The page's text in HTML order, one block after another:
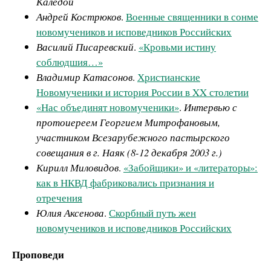
Андрей Кострюков. Военные священники в сонме
новомучеников и исповедников Российских
Василий Писаревский. «Кровьми истину
соблюдшия…»
Владимир Катасонов. Христианские
Новомученики и история России в XX столетии
«Нас объединят новомученики». Интервью с
протоиереем Георгием Митрофановым,
участником Всезарубежного пастырского
совещания в г. Наяк (8-12 декабря 2003 г.)
Кирилл Миловидов. «Забойщики» и «литераторы»:
как в НКВД фабриковались признания и
отречения
Юлия Аксенова. Скорбный путь жен
новомучеников и исповедников Российских
Проповеди